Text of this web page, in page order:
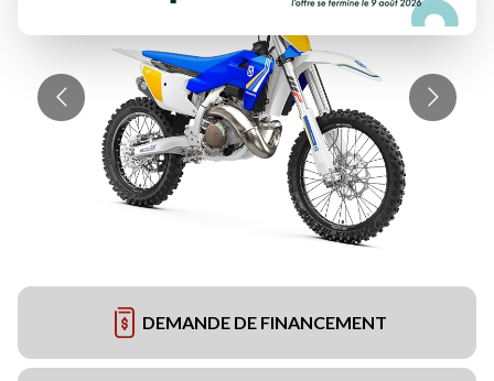
DEMANDE DE FINANCEMENT